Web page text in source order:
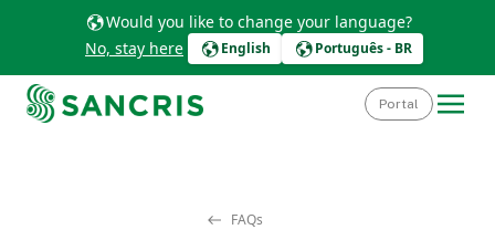
Would you like to change your language?
No, stay here
English Português - BR
Portal
FAQs